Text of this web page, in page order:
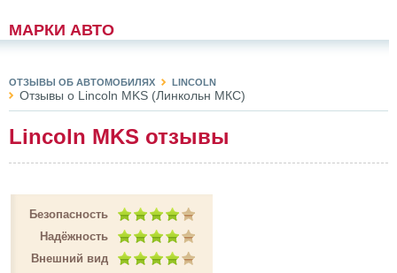
МАРКИ АВТО
ОТЗЫВЫ ОБ АВТОМОБИЛЯХ LINCOLN
Отзывы о Lincoln MKS (Линкольн МКС)
Lincoln MKS отзывы
Безопасность
Надёжность
Внешний вид